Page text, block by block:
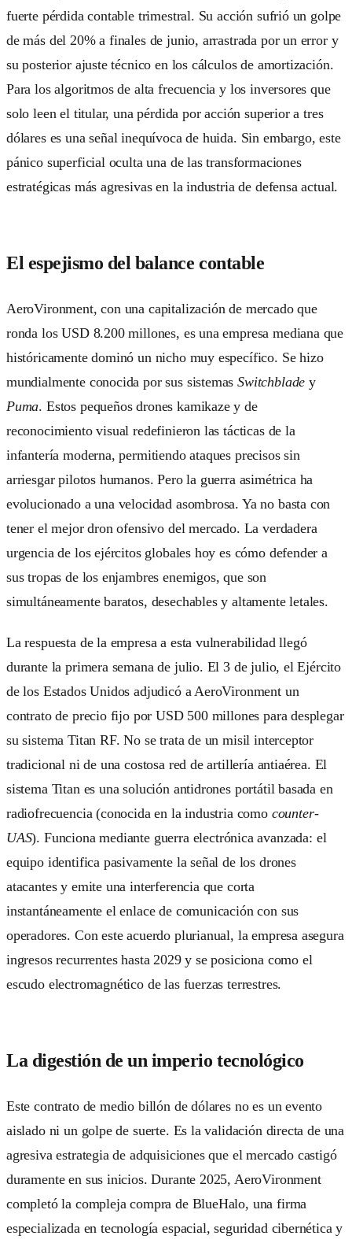
fuerte pérdida contable trimestral. Su acción sufrió un golpe
de más del 20% a finales de junio, arrastrada por un error y
su posterior ajuste técnico en los cálculos de amortización.
Para los algoritmos de alta frecuencia y los inversores que
solo leen el titular, una pérdida por acción superior a tres
dólares es una señal inequívoca de huida. Sin embargo, este
pánico superficial oculta una de las transformaciones
estratégicas más agresivas en la industria de defensa actual.
El espejismo del balance contable
AeroVironment, con una capitalización de mercado que
ronda los USD 8.200 millones, es una empresa mediana que
históricamente dominó un nicho muy específico. Se hizo
mundialmente conocida por sus sistemasSwitchblade y
Puma. Estos pequeños drones kamikaze y de
reconocimiento visual redefinieron las tácticas de la
infantería moderna, permitiendo ataques precisos sin
arriesgar pilotos humanos. Pero la guerra asimétrica ha
evolucionado a una velocidad asombrosa. Ya no basta con
tener el mejor dron ofensivo del mercado. La verdadera
urgencia de los ejércitos globales hoy es cómo defender a
sus tropas de los enjambres enemigos, que son
simultáneamente baratos, desechables y altamente letales.
La respuesta de la empresa a esta vulnerabilidad llegó
durante la primera semana de julio. El 3 de julio, el Ejército
de los Estados Unidos adjudicó a AeroVironment un
contrato de precio fijo por USD 500 millones para desplegar
su sistema Titan RF. No se trata de un misil interceptor
tradicional ni de una costosa red de artillería antiaérea. El
sistema Titan es una solución antidrones portátil basada en
radiofrecuencia (conocida en la industria como counter-
UAS). Funciona mediante guerra electrónica avanzada: el
equipo identifica pasivamente la señal de los drones
atacantes y emite una interferencia que corta
instantáneamente el enlace de comunicación con sus
operadores. Con este acuerdo plurianual, la empresa asegura
ingresos recurrentes hasta 2029 y se posiciona como el
escudo electromagnético de las fuerzas terrestres.
La digestión de un imperio tecnológico
Este contrato de medio billón de dólares no es un evento
aislado ni un golpe de suerte. Es la validación directa de una
agresiva estrategia de adquisiciones que el mercado castigó
duramente en sus inicios. Durante 2025, AeroVironment
completó la compleja compra de BlueHalo, una firma
especializada en tecnología espacial, seguridad cibernética y